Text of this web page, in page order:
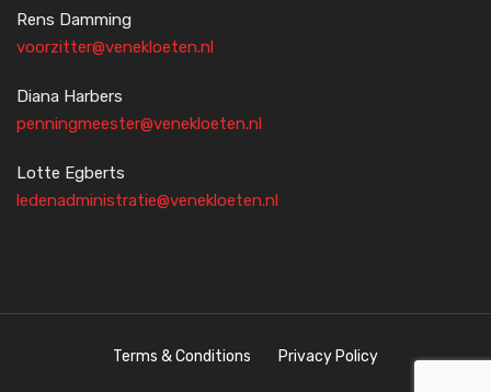
Rens Damming
voorzitter@venekloeten.nl
Diana Harbers
penningmeester@venekloeten.nl
Lotte Egberts
ledenadministratie@venekloeten.nl
Terms & Conditions Privacy Policy